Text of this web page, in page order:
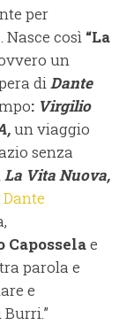
per
. Nasce così “La
un
diDante
: Virgilio
un viaggio
senza
La Vita Nuova,
Dante
e
parola e
e